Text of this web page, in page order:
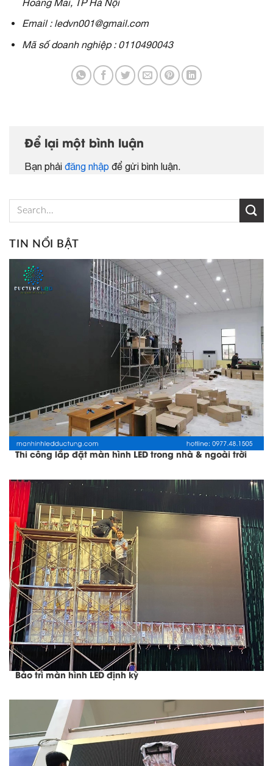
Hoàng Mai, TP Hà Nội
Email : ledvn001@gmail.com
Mã số doanh nghiệp : 0110490043
Để lại một bình luận
Bạn phải đăng nhập để gửi bình luận.
TIN NỔI BẬT
Thi công lắp đặt màn hình LED trong nhà & ngoài trời
Bảo trì màn hình LED định kỳ